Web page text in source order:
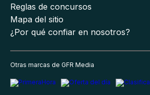
Reglas de concursos
Mapa del sitio
¿Por qué confiar en nosotros?
Otras marcas de GFR Media